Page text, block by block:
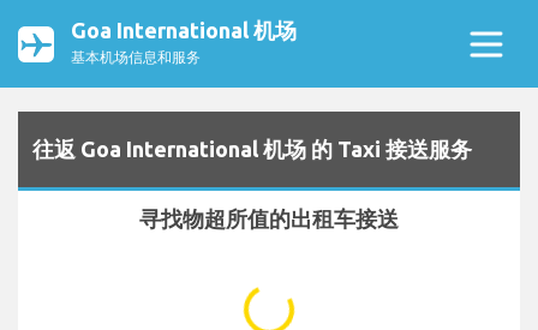
Goa International 机场
基本机场信息和服务
往返 Goa International 机场 的 Taxi 接送服务
寻找物超所值的出租车接送
...